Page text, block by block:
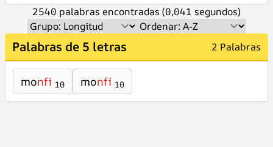
2540 palabras encontradas (0,041 segundos)
Palabras de 5 letras 2 Palabras
monfi 10 monfí 10